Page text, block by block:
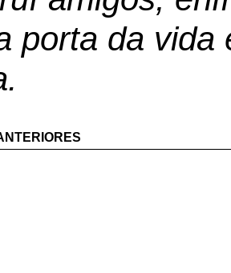
porta da vida